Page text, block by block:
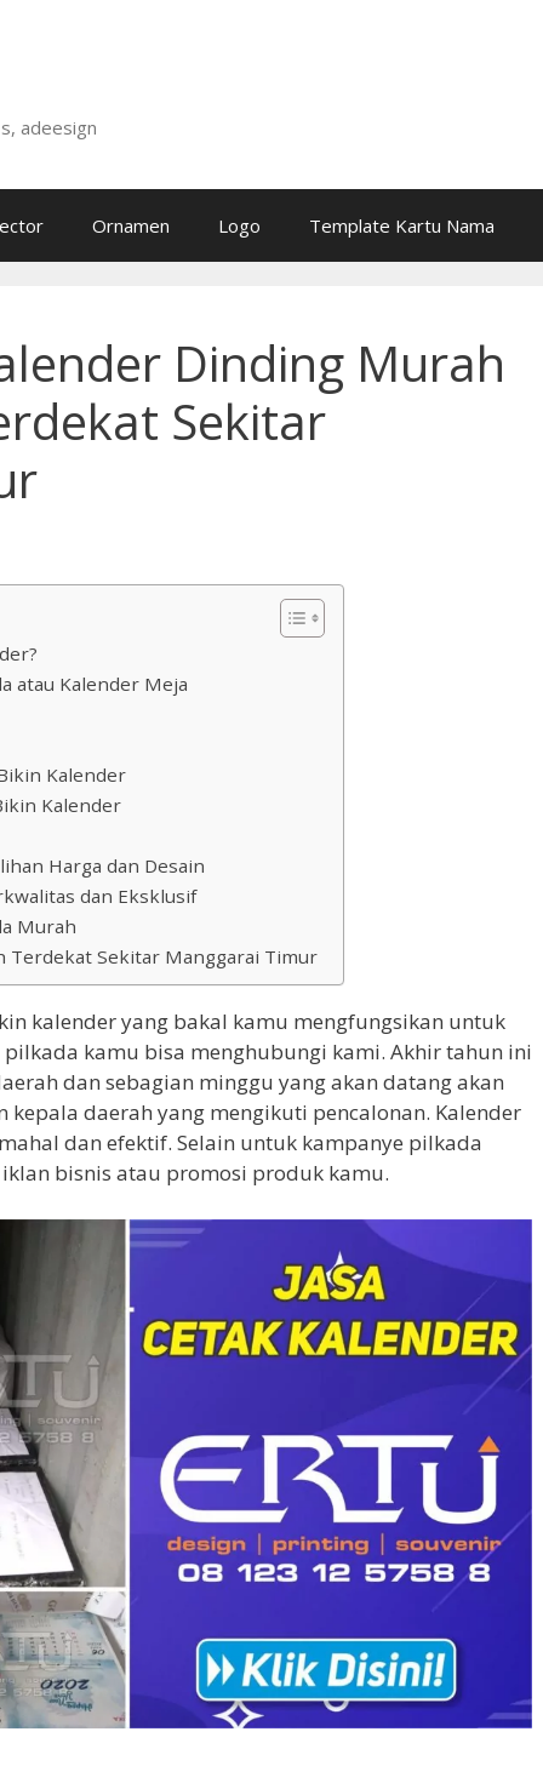
adeesign
Ornamen Logo Template Kartu Nama
Dinding Murah
Sekitar
atau Kalender Meja
Kalender
Kalender
Harga dan Desain
dan Eksklusif
Murah
Terdekat Sekitar Manggarai Timur
kalender yang bakal kamu mengfungsikan untuk
kamu bisa menghubungi kami. Akhir tahun ini
dan sebagian minggu yang akan datang akan
daerah yang mengikuti pencalonan. Kalender
dan efektif. Selain untuk kampanye pilkada
bisnis atau promosi produk kamu.